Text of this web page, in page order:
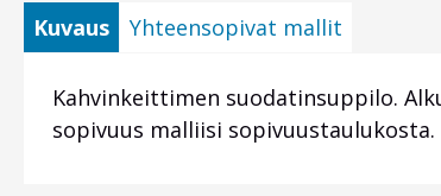
Kuvaus Yhteensopivat mallit
Kahvinkeittimen suodatinsuppilo.
sopivuus malliisi sopivuustaulukosta.